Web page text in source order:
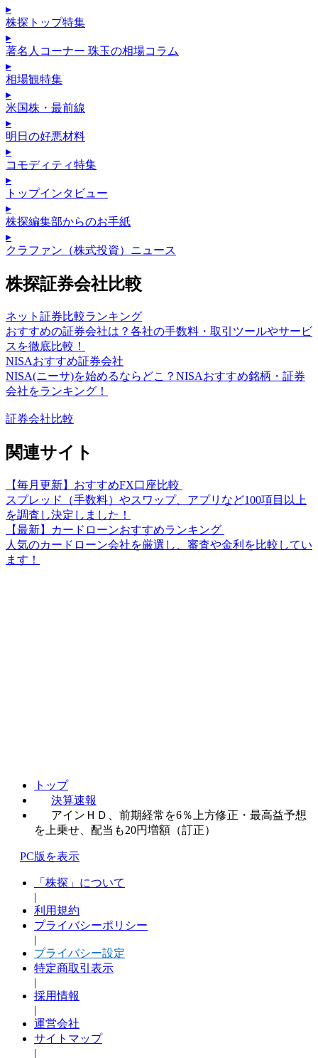
▸
株探トップ特集
▸
著名人コーナー 珠玉の相場コラム
▸
相場観特集
▸
米国株・最前線
▸
明日の好悪材料
▸
コモディティ特集
▸
トップインタビュー
▸
株探編集部からのお手紙
▸
クラファン（株式投資）ニュース
株探証券会社比較
ネット証券比較ランキング
おすすめの証券会社は？各社の手数料・取引ツールやサービ
スを徹底比較！
NISAおすすめ証券会社
NISA(ニーサ)を始めるならどこ？NISAおすすめ銘柄・証券
会社をランキング！
証券会社比較
関連サイト
【毎月更新】おすすめFX口座比較
スプレッド（手数料）やスワップ、アプリなど100項目以上
を調査し決定しました！
【最新】カードローンおすすめランキング
人気のカードローン会社を厳選し、審査や金利を比較してい
ます！
トップ
決算速報
アインＨＤ、前期経常を6％上方修正・最高益予想
を上乗せ、配当も20円増額（訂正）
PC版を表示
「株探」について
|
利用規約
プライバシーポリシー
|
プライバシー設定
特定商取引表示
|
採用情報
|
運営会社
サイトマップ
|